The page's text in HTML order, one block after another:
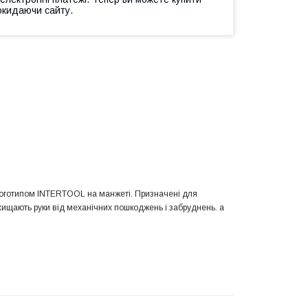
сайту.
INTERTOOL на манжеті. Призначені для
руки від механічних пошкоджень і забруднень. а